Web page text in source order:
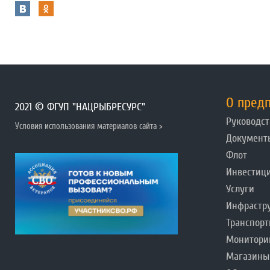
2021 © ФГУП "НАЦРЫБРЕСУРС"
Условия использования материалов сайта >
О
Флот
Услуги
Магазины